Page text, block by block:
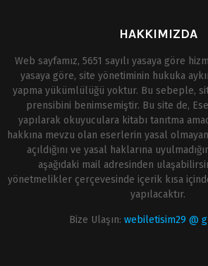
HAKKIMIZDA
Web sayfamız, 5651 sayılı yasaya göre
yasaya göre, site yönetiminin hukuka
yapma yükümlülüğü yoktur. Bu sebeple,
prensibini benimsemiştir. Bu site de,
yapılarak okuyuculara kitabı tanıtma
hakkına mevzu olan eserlerin yasal
açıldığını ve yasal haklarına
aşağıdaki mail adresinden
yönetmelikler çerçevesinde içerik kısa
yapılacaktır.
Bize Ulaşın: webiletisim29 @